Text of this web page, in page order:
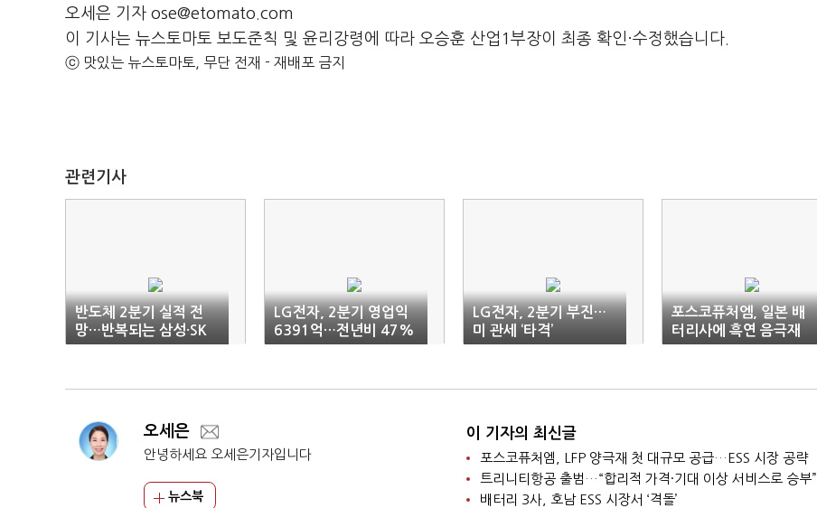
오세은 기자 ose@etomato.com
이 기사는 뉴스토마토 보도준칙 및 윤리강령에 따라 오승훈 산업1부장이 최종 확인·수정했습니다.
ⓒ 맛있는 뉴스토마토, 무단 전재 - 재배포 금지
관련기사
반도체 2분기 실적 전
망…반복되는 삼성·SK
‘희비’
LG전자, 2분기 영업익
6391억…전년비 47%
↓
LG전자, 2분기 부진…
미 관세 ‘타격’
포스코퓨처엠, 일본 배
터리사에 흑연 음극재
공급
오세은
안녕하세요 오세은기자입니다
뉴스북
이 기자의 최신글
포스코퓨처엠, LFP 양극재 첫 대규모 공급…ESS 시장 공략
트리니티항공 출범…“합리적 가격·기대 이상 서비스로 승부”
배터리 3사, 호남 ESS 시장서 ‘격돌’